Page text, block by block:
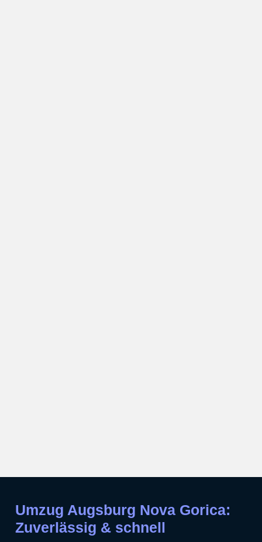
Umzug Augsburg Nova Gorica:
Zuverlässig & schnell